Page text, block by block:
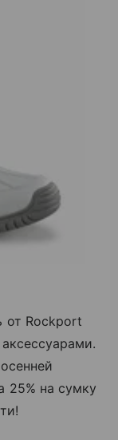
от Rockport
25% на сумку